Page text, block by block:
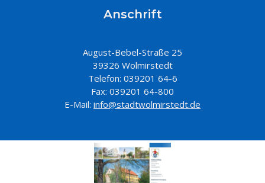
Anschrift
August-Bebel-Straße 25
39326 Wolmirstedt
Telefon: 039201 64-6
Fax: 039201 64-800
E-Mail: info@stadtwolmirstedt.de